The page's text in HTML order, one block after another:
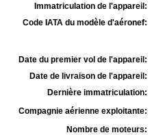
Immatriculation de l'appareil:
Code IATA du modèle d'aéronef:
Date du premier vol de l'appareil:
Date de livraison de l'appareil:
Dernière immatriculation:
Compagnie aérienne exploitante:
Nombre de moteurs: